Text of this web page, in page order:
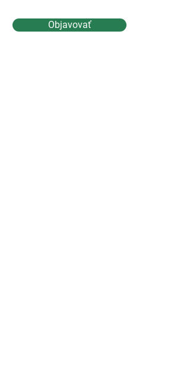
Objavovať